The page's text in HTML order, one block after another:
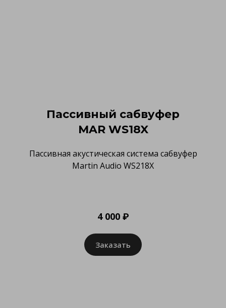
Пассивный сабвуфер
MAR WS18X
Пассивная акустическая система сабвуфер
Martin Audio WS218X
4 000 ₽
Заказать